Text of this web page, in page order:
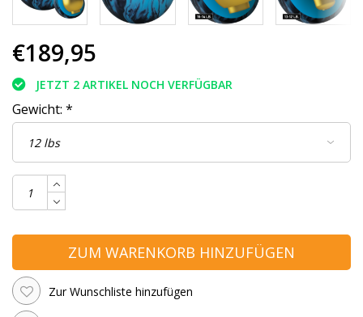
€189,95
JETZT 2 ARTIKEL NOCH VERFÜGBAR
Gewicht: *
ZUM WARENKORB HINZUFÜGEN
Zur Wunschliste hinzufügen